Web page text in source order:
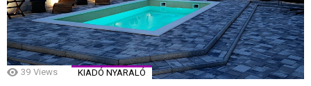
39 Views KIADÓ NYARALÓ